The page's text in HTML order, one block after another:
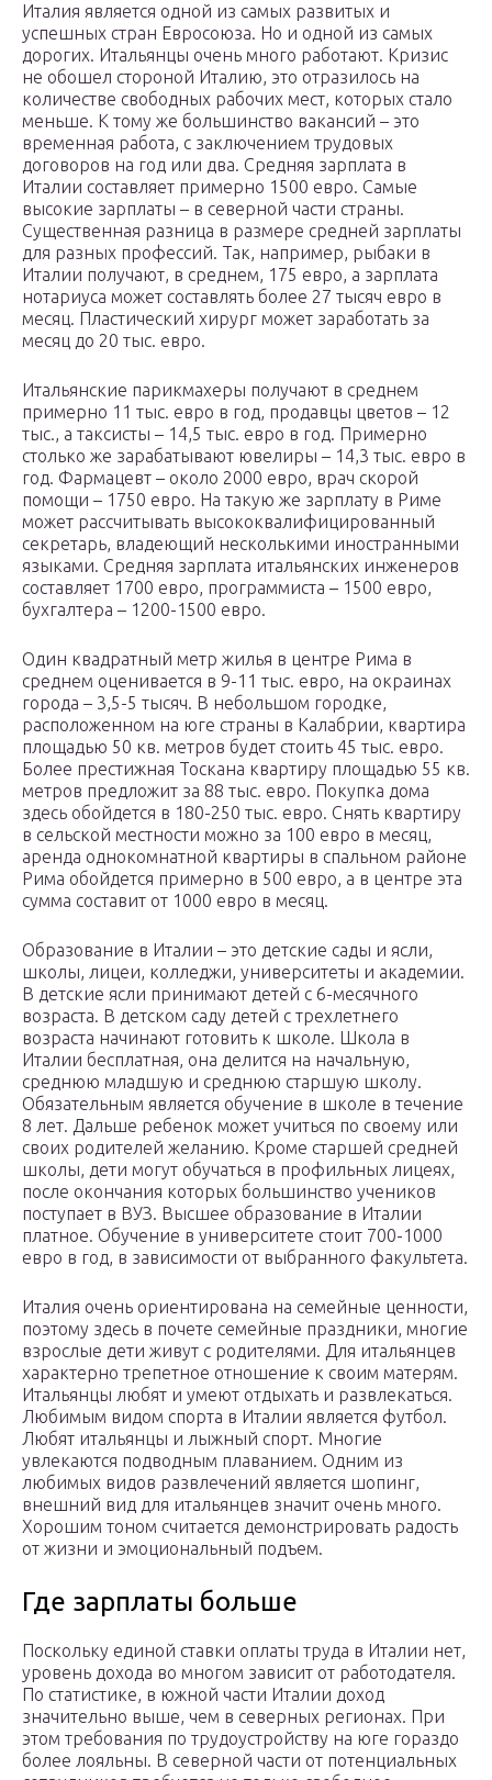
Италия является одной из самых развитых и
успешных стран Евросоюза. Но и одной из самых
дорогих. Итальянцы очень много работают. Кризис
не обошел стороной Италию, это отразилось на
количестве свободных рабочих мест, которых стало
меньше. К тому же большинство вакансий – это
временная работа, с заключением трудовых
договоров на год или два. Средняя зарплата в
Италии составляет примерно 1500 евро. Самые
высокие зарплаты – в северной части страны.
Существенная разница в размере средней зарплаты
для разных профессий. Так, например, рыбаки в
Италии получают, в среднем, 175 евро, а зарплата
нотариуса может составлять более 27 тысяч евро в
месяц. Пластический хирург может заработать за
месяц до 20 тыс. евро.
Итальянские парикмахеры получают в среднем
примерно 11 тыс. евро в год, продавцы цветов – 12
тыс., а таксисты – 14,5 тыс. евро в год. Примерно
столько же зарабатывают ювелиры – 14,3 тыс. евро в
год. Фармацевт – около 2000 евро, врач скорой
помощи – 1750 евро. На такую же зарплату в Риме
может рассчитывать высококвалифицированный
секретарь, владеющий несколькими иностранными
языками. Средняя зарплата итальянских инженеров
составляет 1700 евро, программиста – 1500 евро,
бухгалтера – 1200-1500 евро.
Один квадратный метр жилья в центре Рима в
среднем оценивается в 9-11 тыс. евро, на окраинах
города – 3,5-5 тысяч. В небольшом городке,
расположенном на юге страны в Калабрии, квартира
площадью 50 кв. метров будет стоить 45 тыс. евро.
Более престижная Тоскана квартиру площадью 55 кв.
метров предложит за 88 тыс. евро. Покупка дома
здесь обойдется в 180-250 тыс. евро. Снять квартиру
в сельской местности можно за 100 евро в месяц,
аренда однокомнатной квартиры в спальном районе
Рима обойдется примерно в 500 евро, а в центре эта
сумма составит от 1000 евро в месяц.
Образование в Италии – это детские сады и ясли,
школы, лицеи, колледжи, университеты и академии.
В детские ясли принимают детей с 6-месячного
возраста. В детском саду детей с трехлетнего
возраста начинают готовить к школе. Школа в
Италии бесплатная, она делится на начальную,
среднюю младшую и среднюю старшую школу.
Обязательным является обучение в школе в течение
8 лет. Дальше ребенок может учиться по своему или
своих родителей желанию. Кроме старшей средней
школы, дети могут обучаться в профильных лицеях,
после окончания которых большинство учеников
поступает в ВУЗ. Высшее образование в Италии
платное. Обучение в университете стоит 700-1000
евро в год, в зависимости от выбранного факультета.
Италия очень ориентирована на семейные ценности,
поэтому здесь в почете семейные праздники, многие
взрослые дети живут с родителями. Для итальянцев
характерно трепетное отношение к своим матерям.
Итальянцы любят и умеют отдыхать и развлекаться.
Любимым видом спорта в Италии является футбол.
Любят итальянцы и лыжный спорт. Многие
увлекаются подводным плаванием. Одним из
любимых видов развлечений является шопинг,
внешний вид для итальянцев значит очень много.
Хорошим тоном считается демонстрировать радость
от жизни и эмоциональный подъем.
Где зарплаты больше
Поскольку единой ставки оплаты труда в Италии нет,
уровень дохода во многом зависит от работодателя.
По статистике, в южной части Италии доход
значительно выше, чем в северных регионах. При
этом требования по трудоустройству на юге гораздо
более лояльны. В северной части от потенциальных